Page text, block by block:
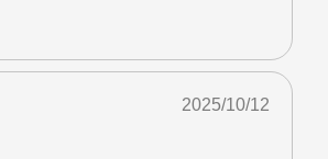
2025/10/12